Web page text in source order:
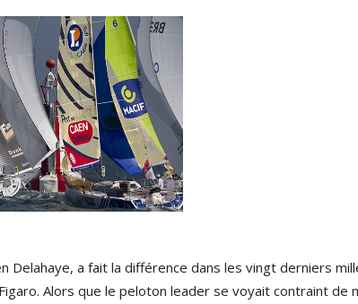
Delahaye, a fait la différence dans les vingt derniers
Alors que le peloton leader se voyait contraint de